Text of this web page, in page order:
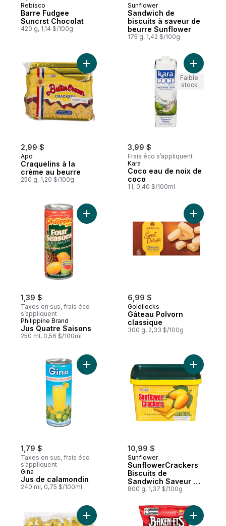
Rebisco
Barre Fudgee
Suncrst Chocolat
420 g, 1,14 $/100g
Sunflower
Sandwich de
biscuits à saveur de
beurre Sunflower
175 g, 1,42 $/100g
2,99 $
Apo
Craquelins à la
crème au beurre
250 g, 1,20 $/100g
Ajouter Craquelins à la crème au beurre
3,99 $
Frais éco s’appliquent
Kara
Coco eau de noix de
coco
1 l, 0,40 $/100ml
Ajouter
Faible
stock
1,39 $
Taxes en sus, frais éco
s’appliquent
Philippine Brand
Jus Quatre Saisons
250 ml, 0,56 $/100ml
Ajouter Jus Quatre Saisons au panier
6,99 $
Goldilocks
Gâteau Polvorn
classique
300 g, 2,33 $/100g
Ajouter
1,79 $
Taxes en sus, frais éco
s’appliquent
Gina
Jus de calamondin
240 ml, 0,75 $/100ml
Ajouter Jus de calamondin au panier
10,99 $
Sunflower
SunflowerCrackers
Biscuits de
Sandwich Saveur de
Mangue 800 g
800 g, 1,37 $/100g
Ajouter
Ajouter Biscuits en sandwich à saveur de
Ajouter